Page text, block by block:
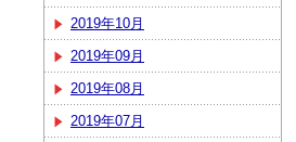
2019年10月
2019年09月
2019年08月
2019年07月